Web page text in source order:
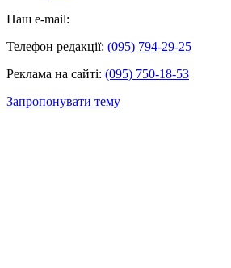
Наш e-mail:
Телефон редакції: (095) 794-29-25
Реклама на сайті: (095) 750-18-53
Запропонувати тему